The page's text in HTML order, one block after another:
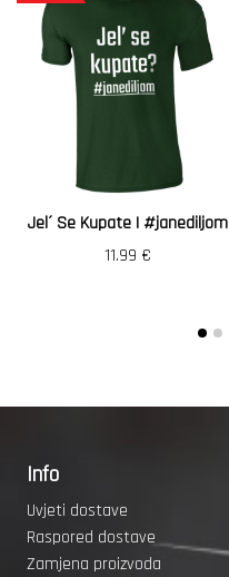
Jel´ Se Kupate | #janediljom
11.99 €
Info
Uvjeti dostave
Raspored dostave
Zamjena proizvoda